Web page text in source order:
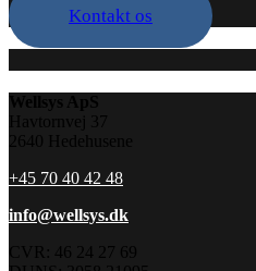
Kontakt os
Wellsys ApS
Havtornvej 37
2640 Hedehusene
+45 70 40 42 48
info@wellsys.dk
CVR: 46 24 27 69